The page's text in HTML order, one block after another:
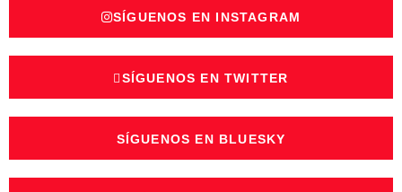
SÍGUENOS EN INSTAGRAM
SÍGUENOS EN TWITTER
SÍGUENOS EN BLUESKY